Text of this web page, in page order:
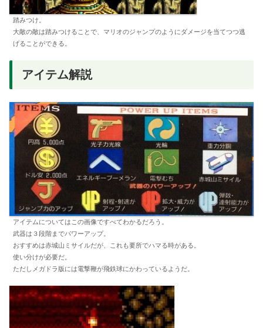
踏みつけ。
大敵の敵は踏みつけることで、マリオのジャンプのようにダメージを当てつつ逃
げることができる。
アイテム解説
アイテムについてはこの画像ですべてわかるだろう。
武器は３段階までパワーアップ。
おすすめは赤城山ミサイルだが、これも要所でハマる時がある。
使い分けが必要だ。
ただしメガドラ版には電撃鞭が飛鉄球にかわっているようだ。